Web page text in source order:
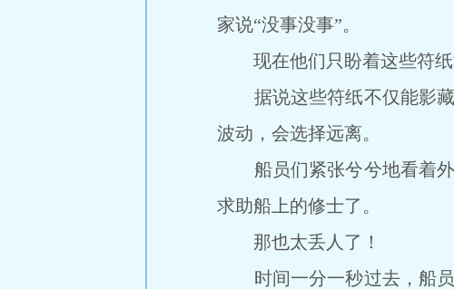
家说“没事没事”。
现在他们只盼着这些符纸
据说这些符纸不仅能影藏
波动，会选择远离。
船员们紧张兮兮地看着外
求助船上的修士了。
那也太丢人了！
时间一分一秒过去，船员